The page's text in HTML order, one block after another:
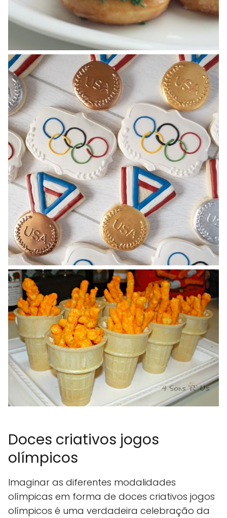
Doces criativos jogos
olímpicos
Imaginar as diferentes modalidades
olímpicas em forma de doces criativos jogos
olímpicos é uma verdadeira celebração da